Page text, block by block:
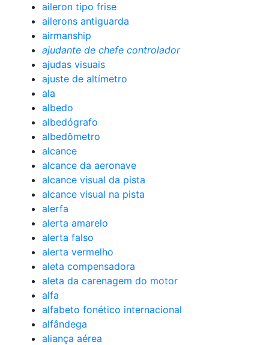
aileron tipo frise
ailerons antiguarda
airmanship
ajudante de chefe controlador
ajudas visuais
ajuste de altímetro
ala
albedo
albedógrafo
albedômetro
alcance
alcance da aeronave
alcance visual da pista
alcance visual na pista
alerfa
alerta amarelo
alerta falso
alerta vermelho
aleta compensadora
aleta da carenagem do motor
alfa
alfabeto fonético internacional
alfândega
aliança aérea